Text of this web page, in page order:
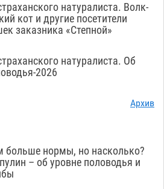
натуралиста. Волк-
кот и другие посетители
заказника «Степной»
натуралиста. Об
2026
Архив
нормы, но насколько?
– об уровне половодья и